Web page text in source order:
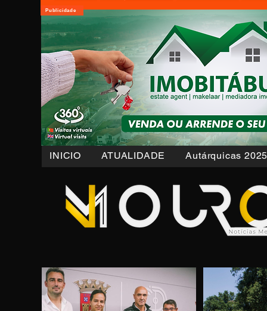
INICIO ATUALIDADE Autárquicas 2025
Publicidade